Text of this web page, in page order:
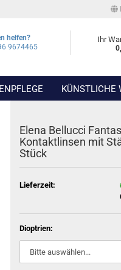
helfen?
9674465
Ihr
KÜNSTLICHE
Elena Bellucci
Kontaktlinsen mit
Stück
Lieferzeit:
Dioptrien: